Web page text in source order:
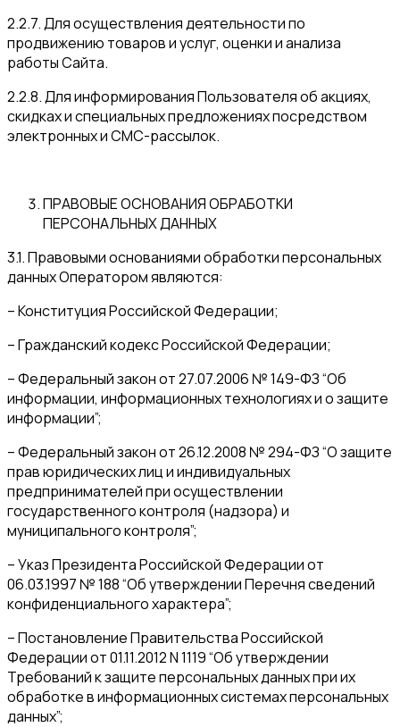
2.2.7. Для осуществления деятельности по
продвижению товаров и услуг, оценки и анализа
работы Сайта.
2.2.8. Для информирования Пользователя об акциях,
скидках и специальных предложениях посредством
электронных и СМС-рассылок.
ПРАВОВЫЕ ОСНОВАНИЯ ОБРАБОТКИ
ПЕРСОНАЛЬНЫХ ДАННЫХ
3.1. Правовыми основаниями обработки персональных
данных Оператором являются:
– Конституция Российской Федерации;
– Гражданский кодекс Российской Федерации;
– Федеральный закон от 27.07.2006 № 149-ФЗ “Об
информации, информационных технологиях и о защите
информации”;
– Федеральный закон от 26.12.2008 № 294-ФЗ “О защите
прав юридических лиц и индивидуальных
предпринимателей при осуществлении
государственного контроля (надзора) и
муниципального контроля”;
– Указ Президента Российской Федерации от
06.03.1997 № 188 “Об утверждении Перечня сведений
конфиденциального характера”;
– Постановление Правительства Российской
Федерации от 01.11.2012 N 1119 “Об утверждении
Требований к защите персональных данных при их
обработке в информационных системах персональных
данных”;